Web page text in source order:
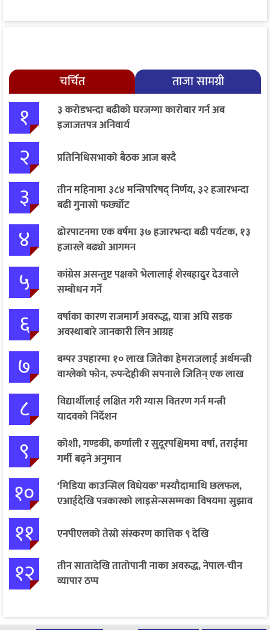
चर्चित ताजा सामग्री
१
३ करोडभन्दा बढीको घरजग्गा कारोबार गर्न अब
इजाजतपत्र अनिवार्य
२ प्रतिनिधिसभाको बैठक आज बस्दै
३
तीन महिनामा ३८४ मन्त्रिपरिषद् निर्णय, ३२ हजारभन्दा
बढी गुनासो फर्छ्योट
४
ढोरपाटनमा एक वर्षमा ३७ हजारभन्दा बढी पर्यटक, १३
हजारले बढ्यो आगमन
५
कांग्रेस असन्तुष्ट पक्षको भेलालाई शेरबहादुर देउवाले
सम्बोधन गर्ने
६
वर्षाका कारण राजमार्ग अवरुद्ध, यात्रा अघि सडक
अवस्थाबारे जानकारी लिन आग्रह
७
बम्पर उपहारमा १० लाख जितेका हेमराजलाई अर्थमन्त्री
वाग्लेको फोन, रुपन्देहीकी सपनाले जितिन् एक लाख
८
विद्यार्थीलाई लक्षित गरी ग्यास वितरण गर्न मन्त्री
यादवको निर्देशन
९
कोशी, गण्डकी, कर्णाली र सुदूरपश्चिममा वर्षा, तराईमा
गर्मी बढ्ने अनुमान
१०
‘मिडिया काउन्सिल विधेयक’ मस्यौदामाथि छलफल,
एआईदेखि पत्रकारको लाइसेन्ससम्मका विषयमा सुझाव
११ एनपीएलको तेस्रो संस्करण कात्तिक ९ देखि
१२
तीन सातादेखि तातोपानी नाका अवरुद्ध, नेपाल-चीन
व्यापार ठप्प